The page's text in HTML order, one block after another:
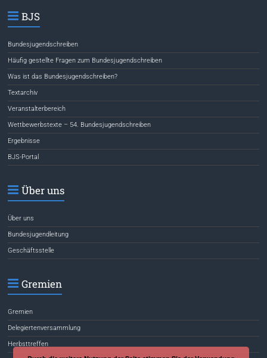
BJS
Bundesjugendschreiben
Häufig gestellte Fragen zum Bundesjugendschreiben
Was ist das Bundesjugendschreiben?
Textarchiv
Veranstalterbereich
Wettbewerbstexte – 54. Bundesjugendschreiben
Ergebnisse
BJS-Portal
Über uns
Über uns
Bundesjugendleitung
Geschäftsstelle
Gremien
Gremien
Delegiertenversammlung
Herbsttreffen